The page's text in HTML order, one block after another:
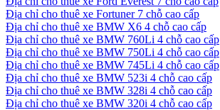
Địa chỉ cho thuê xe Fortuner 7 chỗ cao cấp
Địa chỉ cho thuê xe BMW X6 4 chỗ cao cấp
Địa chỉ cho thuê xe BMW 760Li 4 chỗ cao cấp
Địa chỉ cho thuê xe BMW 750Li 4 chỗ cao cấp
Địa chỉ cho thuê xe BMW 745Li 4 chỗ cao cấp
Địa chỉ cho thuê xe BMW 523i 4 chỗ cao cấp
Địa chỉ cho thuê xe BMW 328i 4 chỗ cao cấp
Địa chỉ cho thuê xe BMW 320i 4 chỗ cao cấp